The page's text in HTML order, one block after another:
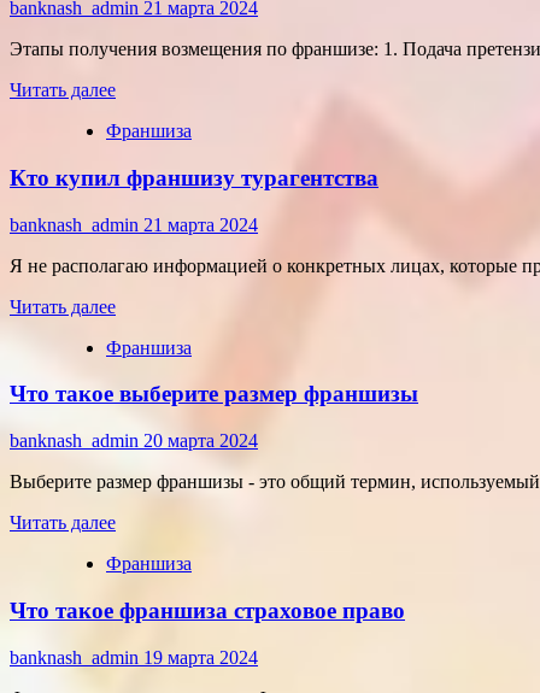
это
banknash_admin 21 марта 2024
Этапы получения возмещения по франшизе: 1. Подача
Читать далееПрочитать
о
получить
возмещение
по
франшизе
Франшиза
Кто купил франшизу турагентства
banknash_admin 21 марта 2024
Я не располагаю информацией о конкретных лицах, которые
Читать далееПрочитать
о
купил
турагентства
Франшиза
Что такое выберите размер франшизы
banknash_admin 20 марта 2024
Выберите размер франшизы - это общий термин,
Читать далееПрочитать
о
такое
выберите
размер
франшизы
Франшиза
Что такое франшиза страховое право
banknash_admin 19 марта 2024